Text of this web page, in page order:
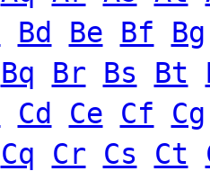
Bd Be Bf
Bg
Bq
Br Bs Bt
Cd Ce Cf
Cg
Cq
Cr Cs Ct